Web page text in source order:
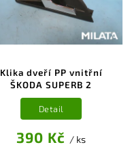
Klika dveří PP vnitřní
ŠKODA SUPERB 2
390 Kč / ks
Detail